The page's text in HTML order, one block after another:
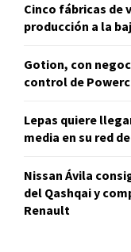
Cinco fábricas de
producción a la
Gotion, con
control de
Lepas quiere
media en su red
Nissan Ávila
del Qashqai y
Renault